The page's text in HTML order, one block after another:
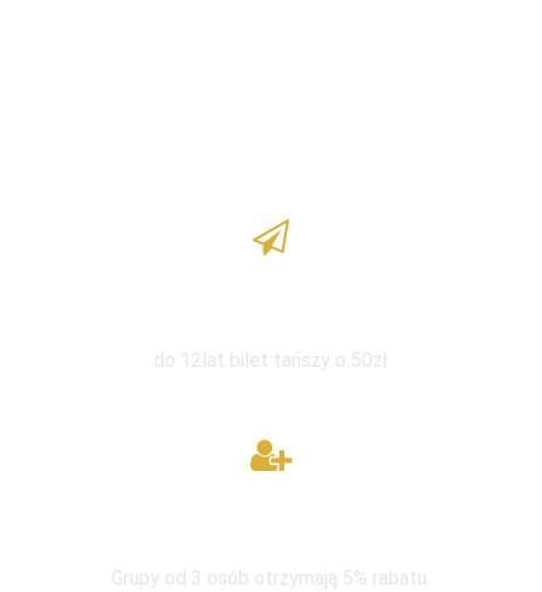
do 12lat bilet tańszy o 50zł
Grupy od 3 osób otrzymają 5% rabatu.